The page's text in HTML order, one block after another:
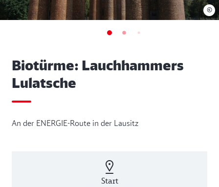
Biotürme: Lauchhammers
Lulatsche
An der ENERGIE-Route in der Lausitz
Start
©